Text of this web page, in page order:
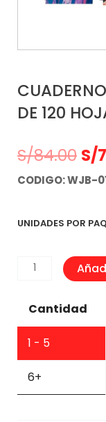
DE 120
S/84.00 S/
CODIGO: WJB-
UNIDADES POR
CUADERNOS
DE
HOJAS
cantidad
Cantidad
1 - 5
6+